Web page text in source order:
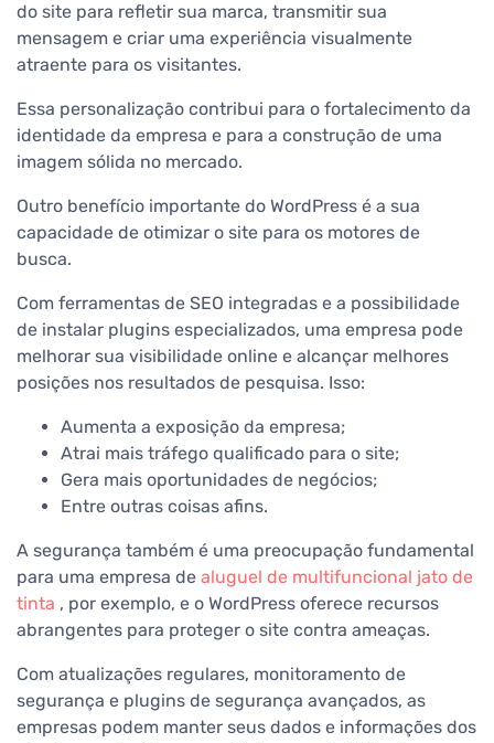
do site para refletir sua marca, transmitir sua
mensagem e criar uma experiência visualmente
atraente para os visitantes.
Essa personalização contribui para o fortalecimento da
identidade da empresa e para a construção de uma
imagem sólida no mercado.
Outro benefício importante do WordPress é a sua
capacidade de otimizar o site para os motores de
busca.
Com ferramentas de SEO integradas e a possibilidade
de instalar plugins especializados, uma empresa pode
melhorar sua visibilidade online e alcançar melhores
posições nos resultados de pesquisa. Isso:
Aumenta a exposição da empresa;
Atrai mais tráfego qualificado para o site;
Gera mais oportunidades de negócios;
Entre outras coisas afins.
A segurança também é uma preocupação fundamental
para uma empresa de aluguel de multifuncional jato de
tinta , por exemplo, e o WordPress oferece recursos
abrangentes para proteger o site contra ameaças.
Com atualizações regulares, monitoramento de
segurança e plugins de segurança avançados, as
empresas podem manter seus dados e informações dos